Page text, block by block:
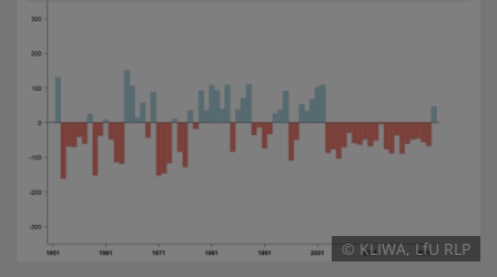
© KLIWA, LfU RLP